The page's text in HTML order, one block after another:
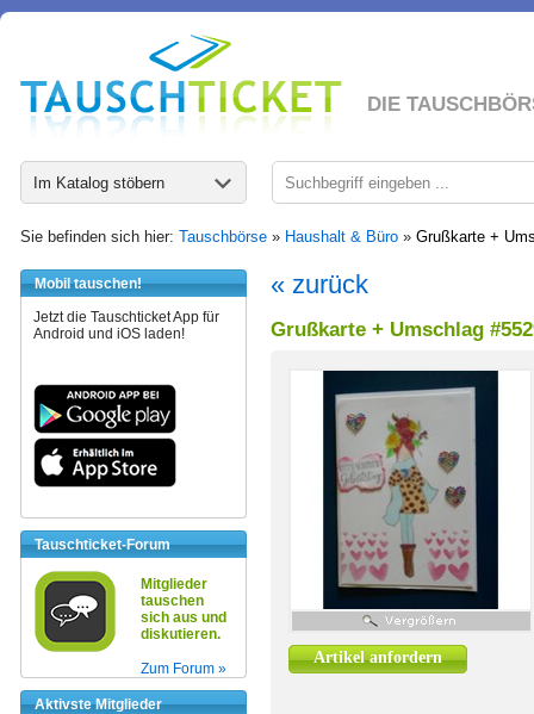
DIE
Im Katalog stöbern
Sie befinden sich hier: Tauschbörse » Haushalt & Büro » Grußkarte +
Mobil tauschen!
Jetzt die Tauschticket App für
Android und iOS laden!
Tauschticket-Forum
Mitglieder
tauschen
sich aus und
diskutieren.
Zum Forum »
Aktivste Mitglieder
« zurück
Grußkarte + Umschlag
Artikel anfordern